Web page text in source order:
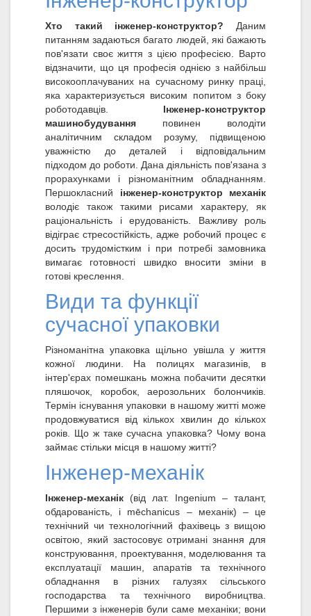
Хто такий інженер-конструктор? Даним
питанням задаються багато людей, які бажають
пов'язати своє життя з цією професією. Варто
відзначити, що ця професія однією з найбільш
високооплачуваних на сучасному ринку праці,
яка характеризується високим попитом з боку
роботодавців. Інженер-конструктор
машинобудування повинен володіти
аналітичним складом розуму, підвищеною
уважністю до деталей і відповідальним
підходом до роботи. Дана діяльність пов'язана з
прорахунками і різноманітним обладнанням.
Першокласний інженер-конструктор механік
володіє також такими рисами характеру, як
раціональність і ерудованість. Важливу роль
відіграє стресостійкість, адже робочий процес є
досить трудомістким і при потребі замовника
вимагає готовності швидко вносити зміни в
готові креслення.
Види та функції
сучасної упаковки
Різноманітна упаковка щільно увішла у життя
кожної людини. На полицях магазинів, в
інтер'єрах помешкань можна побачити десятки
пляшочок, коробок, аерозольних болончиків.
Термін існування упаковки в нашому житті може
продовжуватися від кількох хвилин до кількох
років. Що ж таке сучасна упаковка? Чому вона
займає стільки місця в нашому житті?
Інженер-механік
Інженер-механік (від лат. Ingenium – талант,
обдарованість, і mēchanicus – механік) – це
технічний чи технологічний фахівець з вищою
освітою, який застосовує отримані знання для
конструювання, проектування, моделювання та
експлуатації машин, апаратів та технічного
обладнання в різних галузях сільського
господарства та технічного виробництва.
Першими з інженерів були саме механіки; вони